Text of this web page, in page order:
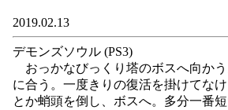
2019.02.13
デモンズソウル (PS3)
おっかなびっくり塔のボスへ向かう
に合う。一度きりの復活を掛けてな
とか蛸頭を倒し、ボスへ。多分一番